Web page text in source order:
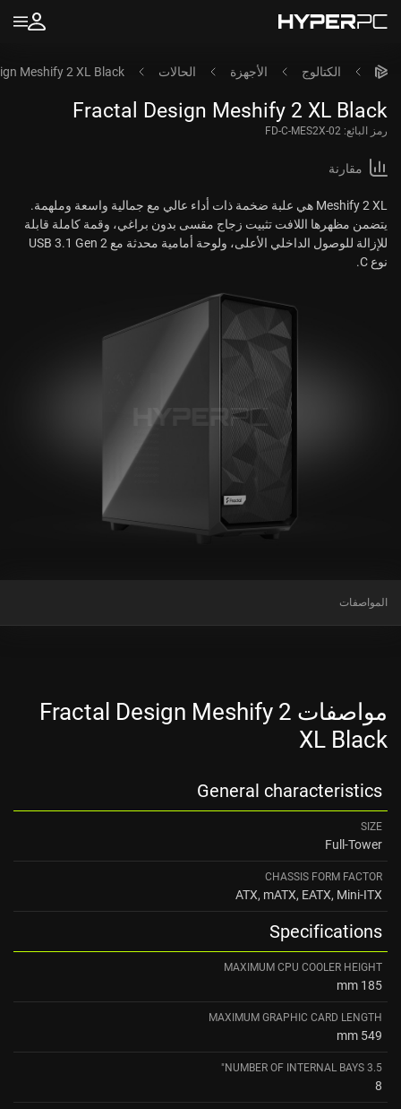
الكتالوج الأجهزة الحالات Meshify 2 XL Black
Fractal Design Meshify 2 XL Black
رمز البائع: FD-C-MES2X-02
مقارنة
Meshify 2 XL هي علبة ضخمة ذات أداء عالي مع جمالية واسعة وملهمة.
يتضمن مظهرها اللافت تثبيت زجاج مقسى بدون براغي، وقمة كاملة قابلة
للإزالة للوصول الداخلي الأعلى، ولوحة أمامية محدثة مع USB 3.1 Gen 2
نوع C.
المواصفات
مواصفات Fractal Design Meshify 2
XL Black
General characteristics
SIZE
Full-Tower
CHASSIS FORM FACTOR
ATX, mATX, EATX, Mini-ITX
Specifications
MAXIMUM CPU COOLER HEIGHT
185 mm
MAXIMUM GRAPHIC CARD LENGTH
549 mm
NUMBER OF INTERNAL BAYS 3.5"
8